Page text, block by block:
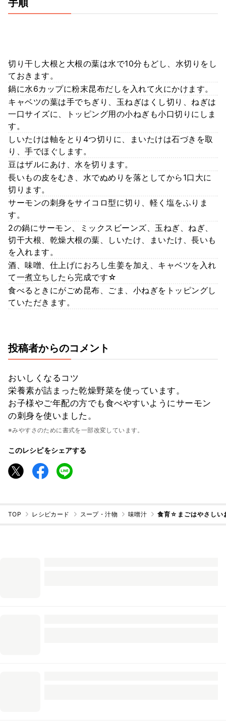
手順
切り干し大根と大根の葉は水で10分もどし、水切りをし
ておきます。
鍋に水6カップに粉末昆布だしを入れて火にかけます。
キャベツの葉は手でちぎり、玉ねぎはくし切り、ねぎは
一口サイズに、トッピング用の小ねぎも小口切りにしま
す。
しいたけは軸をとり4つ切りに、まいたけは石づきを取
り、手でほぐします。
豆はザルにあけ、水を切ります。
長いもの皮をむき、水でぬめりを落としてから1口大に
切ります。
サーモンの刺身をサイコロ型に切り、軽く塩をふりま
す。
2の鍋にサーモン、ミックスビーンズ、玉ねぎ、ねぎ、
切干大根、乾燥大根の葉、しいたけ、まいたけ、長いも
を入れます。
酒、味噌、仕上げにおろし生姜を加え、キャベツを入れ
て一煮立ちしたら完成です☆
食べるときにがごめ昆布、ごま、小ねぎをトッピングし
ていただきます。
投稿者からのコメント
おいしくなるコツ
栄養素が詰まった乾燥野菜を使っています。
お子様やご年配の方でも食べやすいようにサーモン
の刺身を使いました。
※みやすさのために書式を一部改変しています。
このレシピをシェアする
TOP レシピカード スープ・汁物 味噌汁 食育☆まごはやさしい